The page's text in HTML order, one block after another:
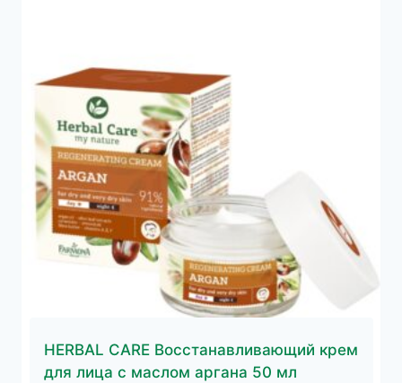
HERBAL CARE Восстанавливающий крем
для лица с маслом аргана 50 мл